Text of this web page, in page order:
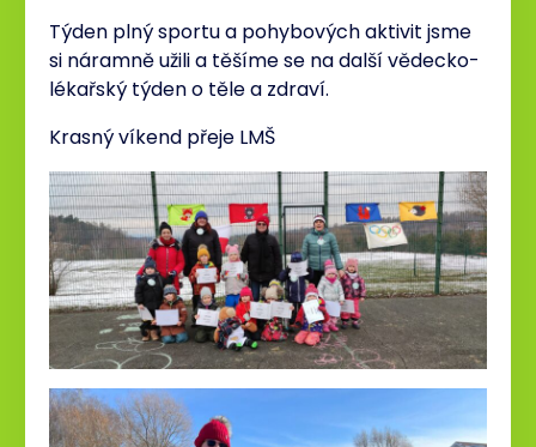
Týden plný sportu a pohybových aktivit jsme
si náramně užili a těšíme se na další vědecko-
lékařský týden o těle a zdraví.
Krasný víkend přeje LMŠ